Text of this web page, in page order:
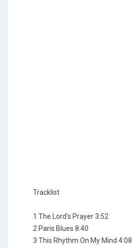
Tracklist
1 The Lord's Prayer 3:52
2 Paris Blues 8:40
3 This Rhythm On My Mind 4:08